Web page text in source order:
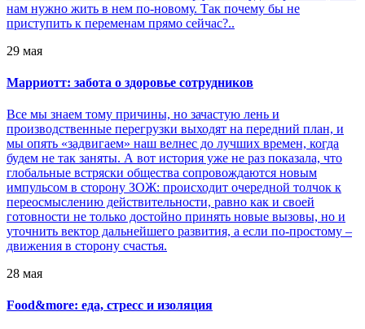
нам нужно жить в нем по-новому. Так почему бы не
приступить к переменам прямо сейчас?..
29 мая
Марриотт: забота о здоровье сотрудников
Все мы знаем тому причины, но зачастую лень и
производственные перегрузки выходят на передний план, и
мы опять «задвигаем» наш велнес до лучших времен, когда
будем не так заняты. А вот история уже не раз показала, что
глобальные встряски общества сопровождаются новым
импульсом в сторону ЗОЖ: происходит очередной толчок к
переосмыслению действительности, равно как и своей
готовности не только достойно принять новые вызовы, но и
уточнить вектор дальнейшего развития, а если по-простому –
движения в сторону счастья.
28 мая
Food&more: еда, стресс и изоляция